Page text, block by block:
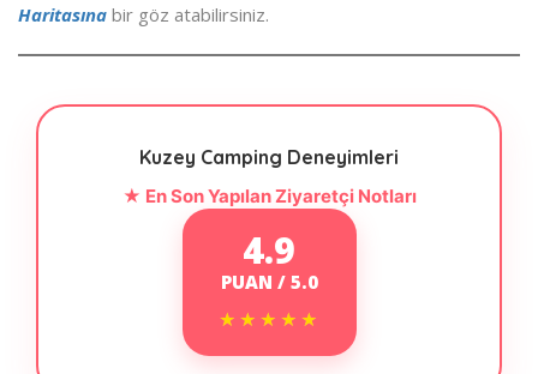
Haritasına bir göz atabilirsiniz.
Kuzey Camping Deneyimleri
★ En Son Yapılan Ziyaretçi Notları
4.9
PUAN / 5.0
★★★★★
★★★★★